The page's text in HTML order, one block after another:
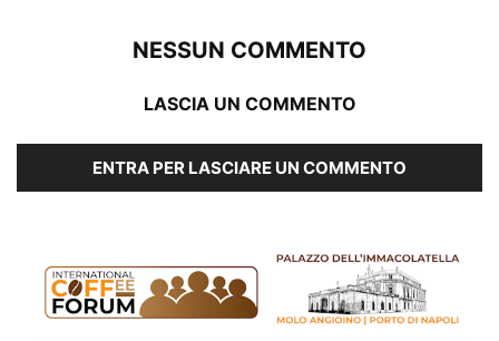
NESSUN COMMENTO
LASCIA UN COMMENTO
ENTRA PER LASCIARE UN COMMENTO